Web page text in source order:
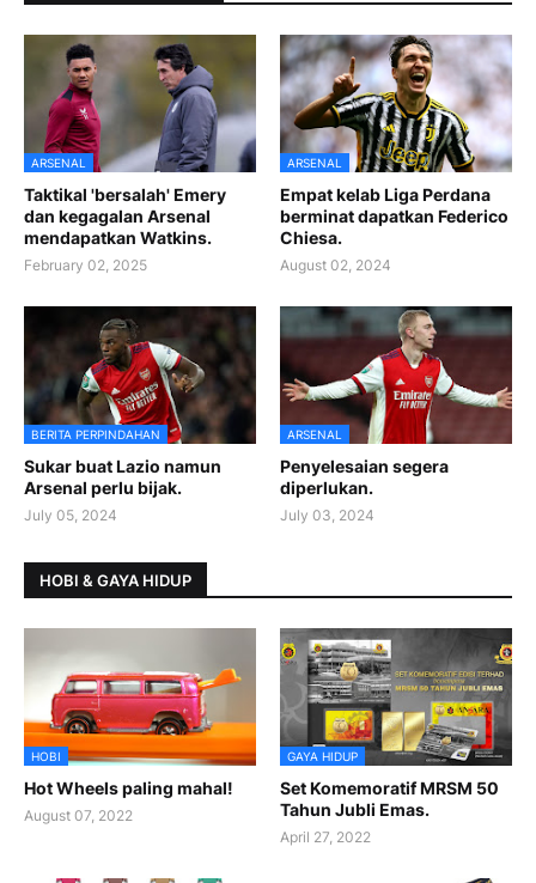
ARSENAL
Taktikal 'bersalah' Emery
dan kegagalan Arsenal
mendapatkan Watkins.
February 02, 2025
ARSENAL
Empat kelab Liga Perdana
berminat dapatkan Federico
Chiesa.
August 02, 2024
BERITA PERPINDAHAN
Sukar buat Lazio namun
Arsenal perlu bijak.
July 05, 2024
ARSENAL
Penyelesaian segera
diperlukan.
July 03, 2024
HOBI & GAYA HIDUP
HOBI
Hot Wheels paling mahal!
August 07, 2022
GAYA HIDUP
Set Komemoratif MRSM 50
Tahun Jubli Emas.
April 27, 2022